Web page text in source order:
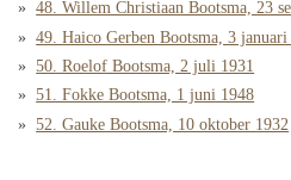
48. Willem Christiaan Bootsma, 23
49. Haico Gerben Bootsma, 3 januari
50. Roelof Bootsma, 2 juli 1931
51. Fokke Bootsma, 1 juni 1948
52. Gauke Bootsma, 10 oktober 1932